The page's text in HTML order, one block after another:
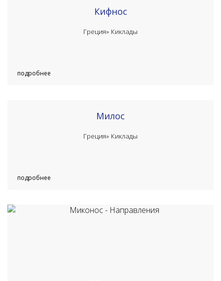
Кифнос
Греция» Киклады
подробнее
Милос
Греция» Киклады
подробнее